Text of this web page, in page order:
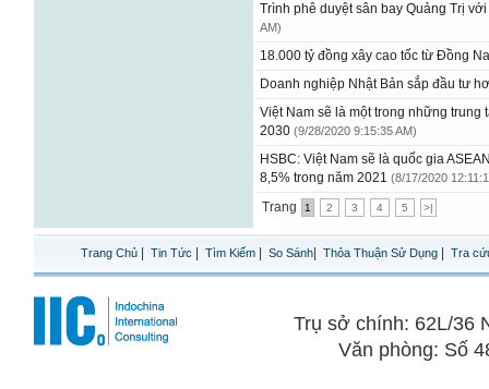
Trình phê duyệt sân bay Quảng Trị
AM)
18.000 tỷ đồng xây cao tốc từ Đồng
Doanh nghiệp Nhật Bản sắp đầu tư
Việt Nam sẽ là một trong những trung
2030 (9/28/2020 9:15:35 AM)
HSBC: Việt Nam sẽ là quốc gia
8,5% trong năm 2021 (8/17/2020
Trang 1 2 3 4 5 >|
Trang Chủ Tin Tức Tìm Kiếm So Sánh Thỏa Thuận Sử Dụng Tra
Trụ sở chính: 62L/36
Văn phòng: Số